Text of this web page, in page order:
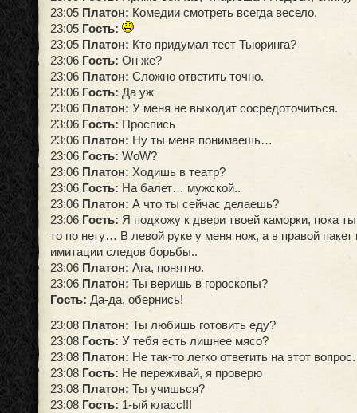
23:05 Платон: Комедии смотреть всегда весело.
23:05 Гость:
23:05 Платон: Кто придумал тест Тьюринга?
23:06 Гость: Он же?
23:06 Платон: Сложно ответить точно.
23:06 Гость: Да уж
23:06 Платон: У меня не выходит сосредоточиться.
23:06 Гость: Проспись
23:06 Платон: Ну ты меня понимаешь…
23:06 Гость: WoW?
23:06 Платон: Ходишь в театр?
23:06 Гость: На балет… мужской..
23:06 Платон: А что ты сейчас делаешь?
23:06 Гость: Я подхожу к двери твоей каморки, пока
то по нету… В левой руке у меня нож, а в правой пакет
имитации следов борьбы..
23:06 Платон: Ага, понятно.
23:06 Платон: Ты веришь в гороскопы?
Гость: Да-да, обернись!
23:08 Платон: Ты любишь готовить еду?
23:08 Гость: У тебя есть лишнее мясо?
23:08 Платон: Не так-то легко ответить на этот вопрос.
23:08 Гость: Не переживай, я проверю
23:08 Платон: Ты учишься?
23:08 Гость: 1-ый класс!!!